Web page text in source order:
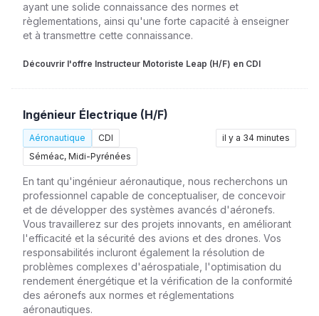
ayant une solide connaissance des normes et
règlementations, ainsi qu'une forte capacité à enseigner
et à transmettre cette connaissance.
Découvrir l'offre Instructeur Motoriste Leap (H/F) en CDI
Ingénieur Électrique (H/F)
Aéronautique
CDI
Séméac, Midi-Pyrénées
il y a 34 minutes
En tant qu'ingénieur aéronautique, nous recherchons un
professionnel capable de conceptualiser, de concevoir
et de développer des systèmes avancés d'aéronefs.
Vous travaillerez sur des projets innovants, en améliorant
l'efficacité et la sécurité des avions et des drones. Vos
responsabilités incluront également la résolution de
problèmes complexes d'aérospatiale, l'optimisation du
rendement énergétique et la vérification de la conformité
des aéronefs aux normes et réglementations
aéronautiques.